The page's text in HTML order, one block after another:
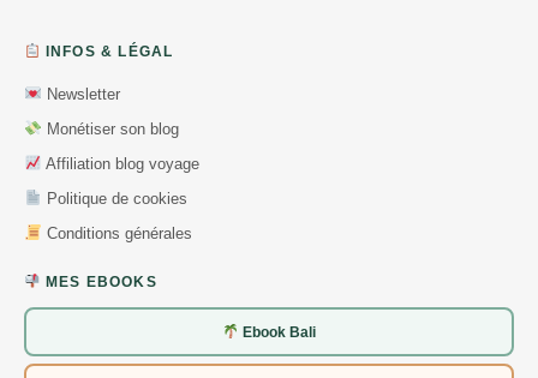
INFOS & LÉGAL
Newsletter
Monétiser son blog
Affiliation blog voyage
Politique de cookies
Conditions générales
MES EBOOKS
Ebook Bali